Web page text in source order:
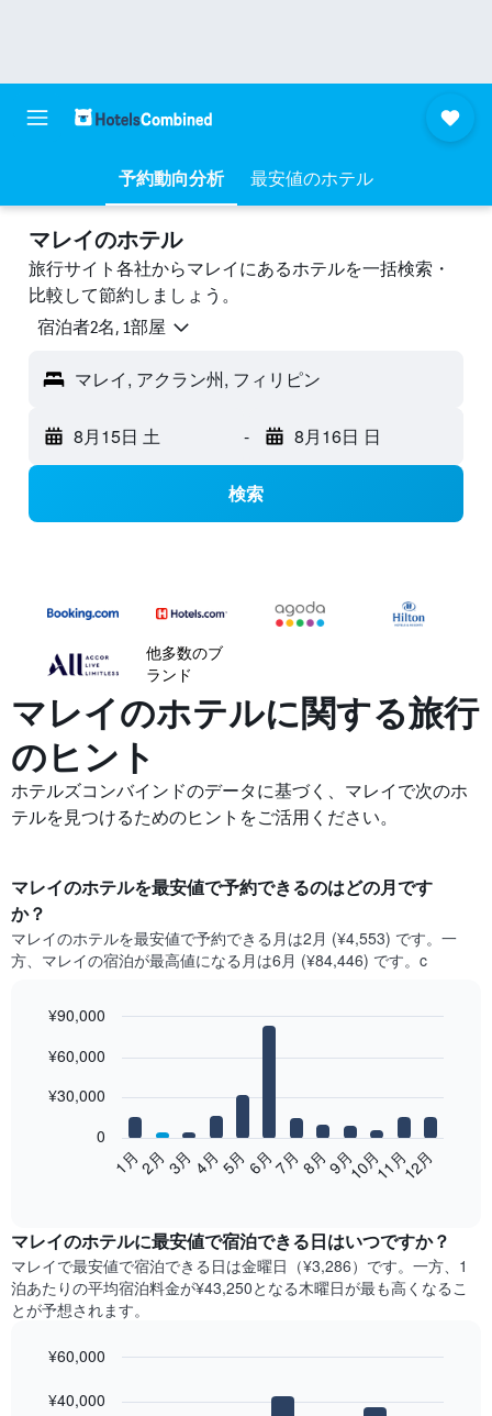
予約動向分析 最安値のホテル
マレイのホテル
旅行サイト各社からマレイにあるホテルを一括検索・
比較して節約しましょう。
宿泊者2名, 1​部屋
マレイ, アクラン州, フィリピン
8月15日 土 - 8月16日 日
検索
他多数のブ
ランド
マレイの​ホテルに関する旅行
のヒント
ホテルズコンバインドのデータに基づく、マレイで次のホ
テルを見つけるためのヒントをご活用ください。
マレイ​のホテルを最安値で予約できるのはどの月です
か？
マレイ​の​ホテルを最安値で予約できる月は2月 (¥4,553) です。一
方、マレイ​の​宿泊が最高値になる月は6月​ (¥84,446) です。c
chart
12
月
ご
と
の
客
の
均
graphic.
1月2月3月4月5月6月7月8月9月10月11月12月
0
¥30,000
¥60,000
¥90,000
マレイ​の​ホテル​に最安値で宿泊できる日はいつですか？
マレイ​で最安値で宿泊できる日は金曜日​（¥3,286）です。一方、1
泊あたりの平均宿泊料金が¥43,250となる木曜日​が最も高くなるこ
とが予想されます。
chart
graphic.
¥40,000
¥60,000